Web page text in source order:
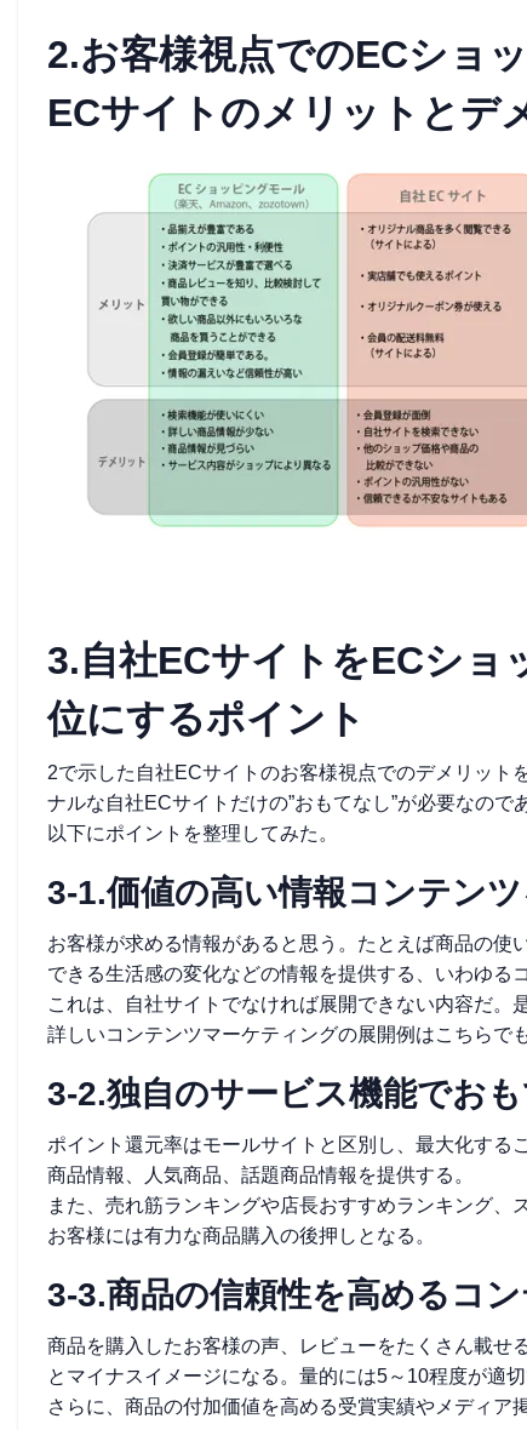
2.お客様視点でのECショ
ECサイトのメリットとデ
3.自社ECサイトをECショ
位にするポイント
2で示した自社ECサイトのお客様視点でのデメリット
ナルな自社ECサイトだけの”おもてなし”が必要なので
以下にポイントを整理してみた。
3-1.価値の高い情報コンテン
お客様が求める情報があると思う。たとえば商品の
できる生活感の変化などの情報を提供する、いわゆる
これは、自社サイトでなければ展開できない内容だ。
詳しいコンテンツマーケティングの展開例はこちらで
3-2.独自のサービス機能でお
ポイント還元率はモールサイトと区別し、最大化する
商品情報、人気商品、話題商品情報を提供する。
また、売れ筋ランキングや店長おすすめランキング
お客様には有力な商品購入の後押しとなる。
3-3.商品の信頼性を高めるコ
商品を購入したお客様の声、レビューをたくさん載せ
とマイナスイメージになる。量的には5～10程度が適切
さらに、商品の付加価値を高める受賞実績やメディア